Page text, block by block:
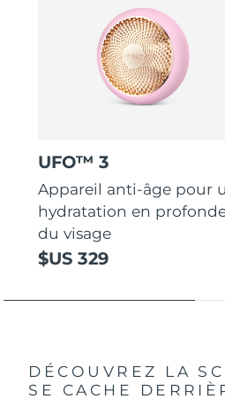
UFO™ 3
Appareil anti-âge pour
hydratation en
du visage
$US 329
DÉCOUVREZ LA
SE CACHE